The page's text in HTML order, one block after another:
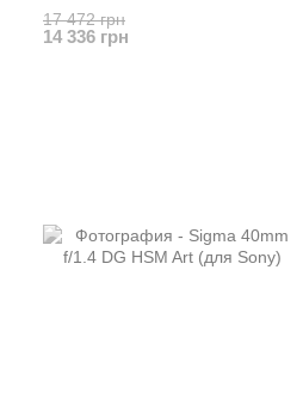
17 472 грн
14 336 грн